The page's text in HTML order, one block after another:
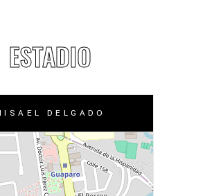
ESTADIO
DELGADO